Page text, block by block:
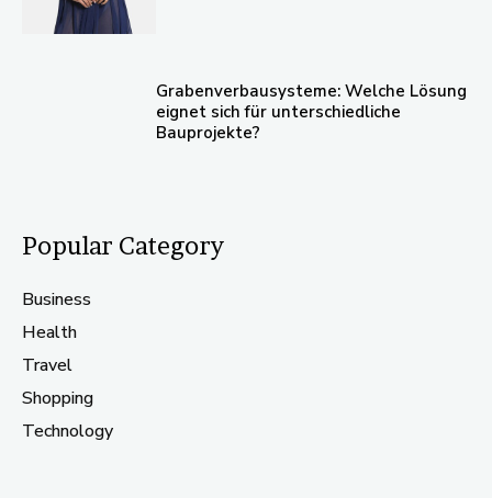
Grabenverbausysteme: Welche Lösung
eignet sich für unterschiedliche
Bauprojekte?
Popular Category
Business
Health
Travel
Shopping
Technology